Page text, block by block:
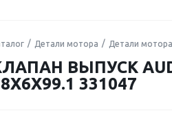
Детали мотора Детали мотора
ВЫПУСК
331047